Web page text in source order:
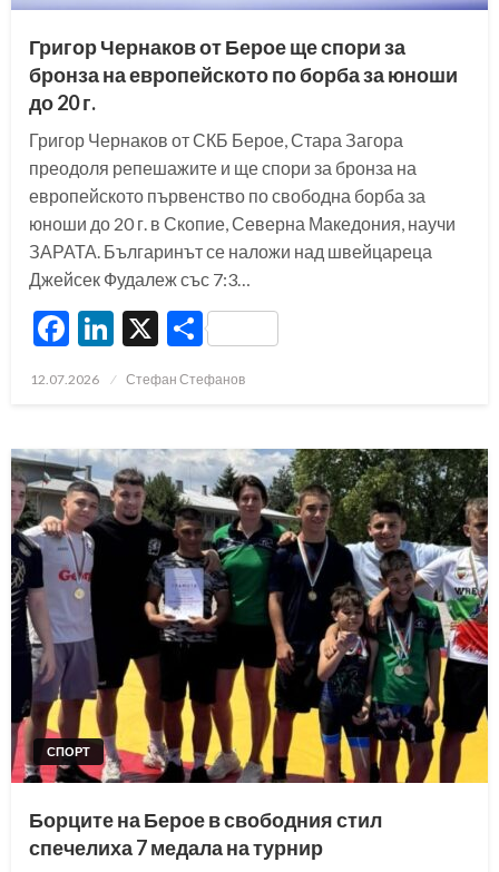
Григор Чернаков от Берое ще спори за
бронза на европейското по борба за юноши
до 20 г.
Григор Чернаков от СКБ Берое, Стара Загора
преодоля репешажите и ще спори за бронза на
европейското първенство по свободна борба за
юноши до 20 г. в Скопие, Северна Македония, научи
ЗАРАТА. Българинът се наложи над швейцареца
Джейсек Фудалеж със 7:3…
Facebook
LinkedIn
X Share
Posted
12.07.2026 Стефан Стефанов
СПОРТ
Борците на Берое в свободния стил
спечелиха 7 медала на турнир